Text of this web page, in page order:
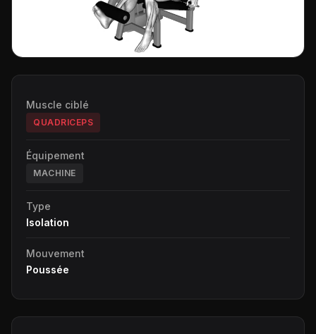
Muscle ciblé
QUADRICEPS
Équipement
MACHINE
Type
Isolation
Mouvement
Poussée